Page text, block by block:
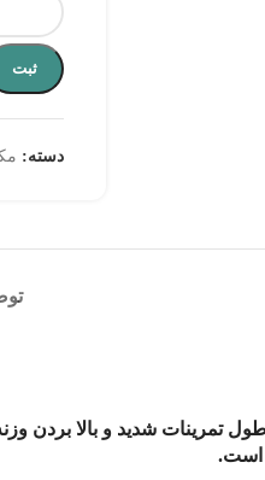
ثبت
دسته:
شدید و بالا بردن
است.